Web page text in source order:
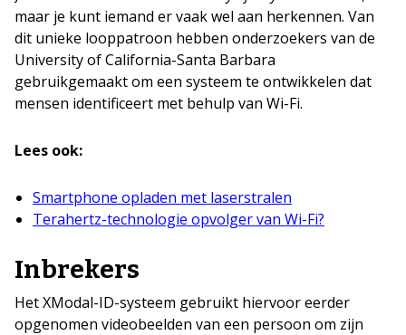
maar je kunt iemand er vaak wel aan herkennen. Van
dit unieke looppatroon hebben onderzoekers van de
University of California-Santa Barbara
gebruikgemaakt om een systeem te ontwikkelen dat
mensen identificeert met behulp van Wi-Fi.
Lees ook:
Smartphone opladen met laserstralen
Terahertz-technologie opvolger van Wi-Fi?
Inbrekers
Het XModal-ID-systeem gebruikt hiervoor eerder
opgenomen videobeelden van een persoon om zijn